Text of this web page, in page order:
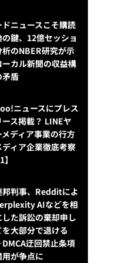
ドニュースこそ購読
鍵、12億セッショ
析のNBER研究が示
ーカル新聞の収益構
矛盾
ニュースにプレス
ース掲載？ LINEヤ
メディア事業の行方
ディア企業徹底考察
邦判事、Redditによ
AIなどを相
した訴訟の棄却申し
を大部分で退ける
迂回禁止条項
用が争点に